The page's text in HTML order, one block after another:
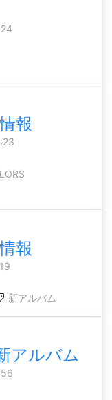
報
報
新アルバム
アルバム